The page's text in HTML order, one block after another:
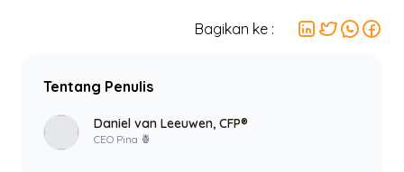
Bagikan ke :
Tentang Penulis
Daniel van Leeuwen, CFP®
CEO Pina 🍍